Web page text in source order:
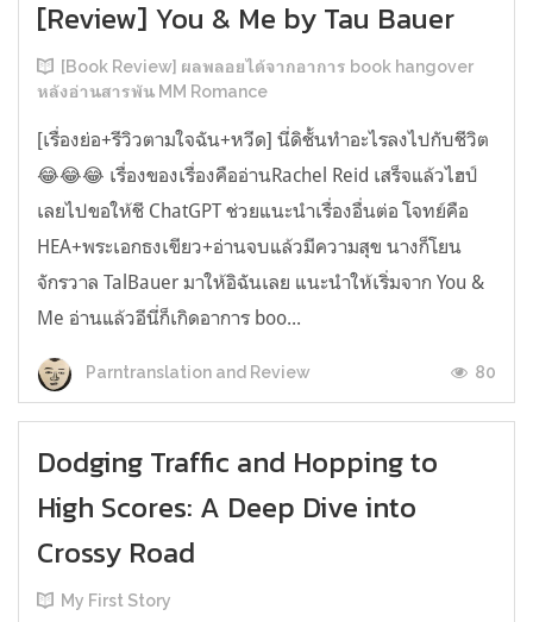
[Review] You & Me by Tau Bauer
[Book Review] ผลพลอยได้จากอาการ book hangover
หลังอ่านสารพัน MM Romance
[เรื่องย่อ+รีวิวตามใจฉัน+หวีด] นี่ดิชั้นทำอะไรลงไปกับชีวิต
😂😂😂 เรื่องของเรื่องคืออ่านRachel Reid เสร็จแล้วไฮป์
เลยไปขอให้ชี ChatGPT ช่วยแนะนำเรื่องอื่นต่อ โจทย์คือ
HEA+พระเอกธงเขียว+อ่านจบแล้วมีความสุข นางก็โยน
จักรวาล TalBauer มาให้อิฉันเลย แนะนำให้เริ่มจาก You &
Me อ่านแล้วอีนี่ก็เกิดอาการ boo...
Parntranslation and Review 80
Dodging Traffic and Hopping to
High Scores: A Deep Dive into
Crossy Road
My First Story